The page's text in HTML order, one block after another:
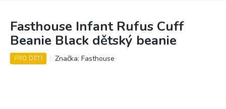
Fasthouse Infant Rufus Cuff
Beanie Black dětský beanie
PRO DĚTI Značka: Fasthouse